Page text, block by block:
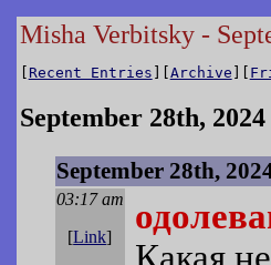
Misha Verbitsky -
[ Recent Entries ][Archive ][
September 28th, 2024
September 28th,
03:17 am
[Link]